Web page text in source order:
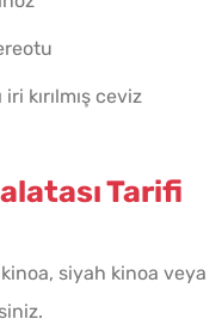
kırılmış ceviz
Tarifi
kinoa, siyah kinoa veya